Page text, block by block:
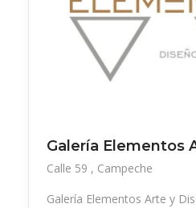
Galería Elementos
Calle 59
Campeche
Galería Elementos Arte y